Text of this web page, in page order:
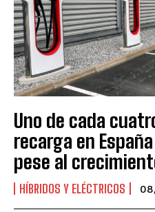
Uno de cada
recarga en
pese al
HÍBRIDOS Y ELÉCTRICOS